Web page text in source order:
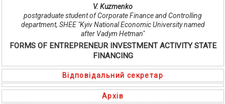
V. Kuzmenko
postgraduate student of Corporate Finance and Controlling
department, SHEE "Kyiv National Economic University named
after Vadym Hetman"
FORMS OF ENTREPRENEUR INVESTMENT ACTIVITY STATE
FINANCING
Відповідальний секретар
Архів